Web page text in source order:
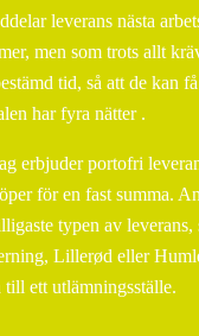
leverans nästa
men som trots allt
tid, så att de kan
har fyra nätter .
erbjuder portofri
för en fast summa.
typen av leverans,
Lillerød eller
ett utlämningsställe.